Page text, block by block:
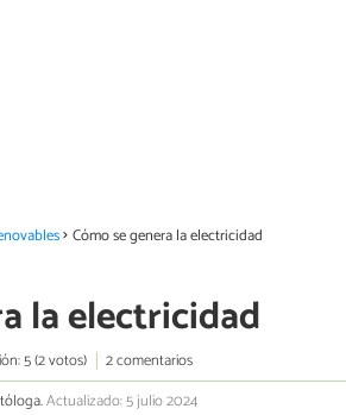
Cómo se genera la electricidad
la electricidad
5 (2 votos)
2 comentarios
Actualizado: 5 julio 2024